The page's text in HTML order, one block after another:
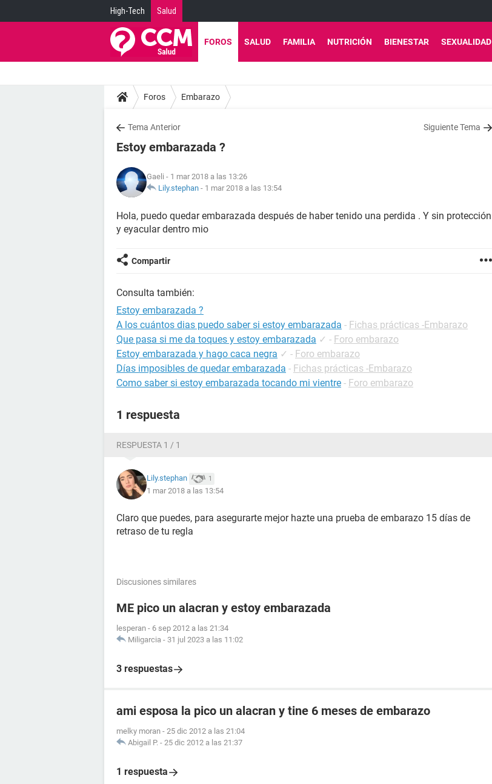
High-Tech Salud
FOROS SALUD FAMILIA NUTRICIÓN BIENESTAR SEXUALIDAD
Foros Embarazo
Tema Anterior Siguiente Tema
Estoy embarazada ?
Gaeli - 1 mar 2018 a las 13:26
Lily.stephan - 1 mar 2018 a las 13:54
Hola, puedo quedar embarazada después de haber tenido una perdida . Y sin protección
y eyacular dentro mio
Compartir
Consulta también:
Estoy embarazada ?
A los cuántos dias puedo saber si estoy embarazada - Fichas prácticas -Embarazo
Que pasa si me da toques y estoy embarazada ✓ - Foro embarazo
Estoy embarazada y hago caca negra ✓ - Foro embarazo
Días imposibles de quedar embarazada - Fichas prácticas -Embarazo
Como saber si estoy embarazada tocando mi vientre - Foro embarazo
1 respuesta
RESPUESTA 1 / 1
Lily.stephan 1
1 mar 2018 a las 13:54
Claro que puedes, para asegurarte mejor hazte una prueba de embarazo 15 días de
retraso de tu regla
Discusiones similares
ME pico un alacran y estoy embarazada
lesperan - 6 sep 2012 a las 21:34
Miligarcia - 31 jul 2023 a las 11:02
3 respuestas
ami esposa la pico un alacran y tine 6 meses de embarazo
melky moran - 25 dic 2012 a las 21:04
Abigail P. - 25 dic 2012 a las 21:37
1 respuesta